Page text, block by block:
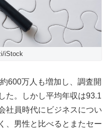
iStock
600万人も増加し、調査開
た。しかし平均年収は93.1
社員時代にビジネスについ
、男性と比べるとまたセー